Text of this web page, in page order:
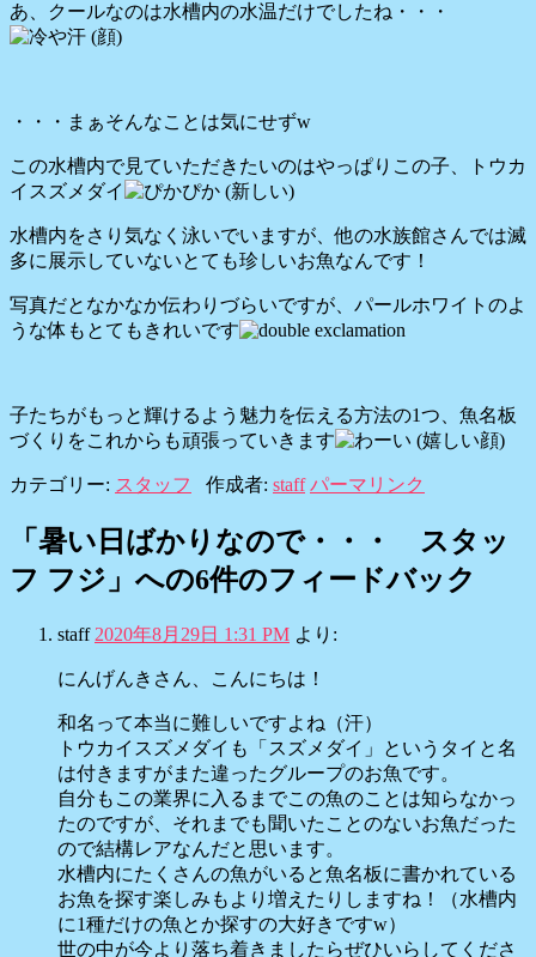
あ、クールなのは水槽内の水温だけでしたね・・・
・・・まぁそんなことは気にせずw
この水槽内で見ていただきたいのはやっぱりこの子、トウカ
イスズメダイ
水槽内をさり気なく泳いでいますが、他の水族館さんでは滅
多に展示していないとても珍しいお魚なんです！
写真だとなかなか伝わりづらいですが、パールホワイトのよ
うな体もとてもきれいです
子たちがもっと輝けるよう魅力を伝える方法の1つ、魚名板
づくりをこれからも頑張っていきます
カテゴリー: スタッフ 作成者: staff パーマリンク
「 暑い日ばかりなので・・・ スタッ
フ フジ 」への6件のフィードバック
staff 2020年8月29日 1:31 PM より:
にんげんきさん、こんにちは！
和名って本当に難しいですよね（汗）
トウカイスズメダイも「スズメダイ」というタイと名
は付きますがまた違ったグループのお魚です。
自分もこの業界に入るまでこの魚のことは知らなかっ
たのですが、それまでも聞いたことのないお魚だった
ので結構レアなんだと思います。
水槽内にたくさんの魚がいると魚名板に書かれている
お魚を探す楽しみもより増えたりしますね！（水槽内
に1種だけの魚とか探すの大好きですw）
世の中が今より落ち着きましたらぜひいらしてくださ